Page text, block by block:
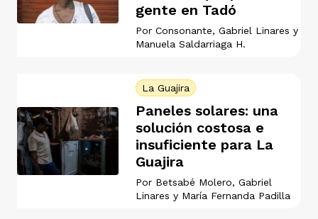
gente en Tadó
Por Consonante, Gabriel Linares y
Manuela Saldarriaga H.
La Guajira
Paneles solares: una
solución costosa e
insuficiente para La
Guajira
Por Betsabé Molero, Gabriel
Linares y María Fernanda Padilla